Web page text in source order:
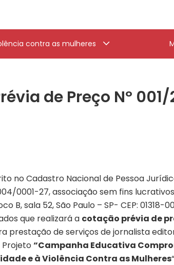
contra as mulheres
de Preço Nº 001/
no Cadastro Nacional de Pessoa
0001-27, associação sem fins
B, sala 52, São Paulo – SP- CEP: 01318-
que realizará a cotação prévia de
prestação de serviços de jornalista
Projeto “Campanha Educativa
e à Violência Contra as Mulheres